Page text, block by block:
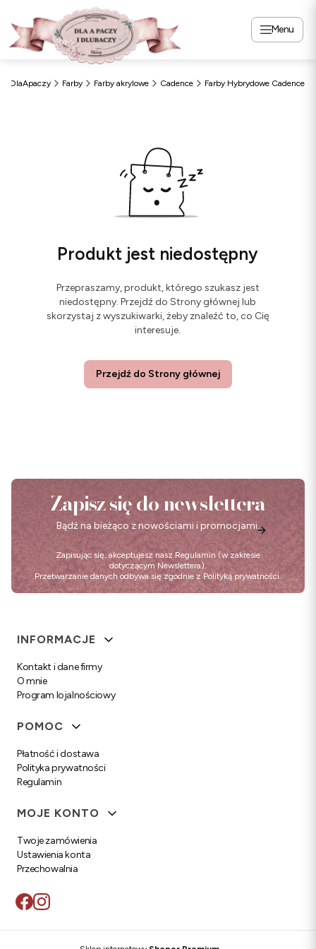
Menu
DlaApaczy Farby Farby akrylowe Cadence Farby Hybrydowe Cadence
Produkt jest niedostępny
Przepraszamy, produkt, którego szukasz jest
niedostępny. Przejdź do Strony głównej lub
skorzystaj z wyszukiwarki, żeby znaleźć to, co Cię
interesuje.
Przejdź do Strony głównej
Zapisz się do newslettera
Bądź na bieżąco z nowościami i promocjami.
Zapisując się, akceptujesz nasz Regulamin (w zakresie
dotyczącym Newslettera).
Przetwarzanie danych odbywa się zgodnie z Polityką prywatności.
Linki w stopce
INFORMACJE
Kontakt i dane firmy
O mnie
Program lojalnościowy
POMOC
Płatność i dostawa
Polityka prywatności
Regulamin
MOJE KONTO
Twoje zamówienia
Ustawienia konta
Przechowalnia